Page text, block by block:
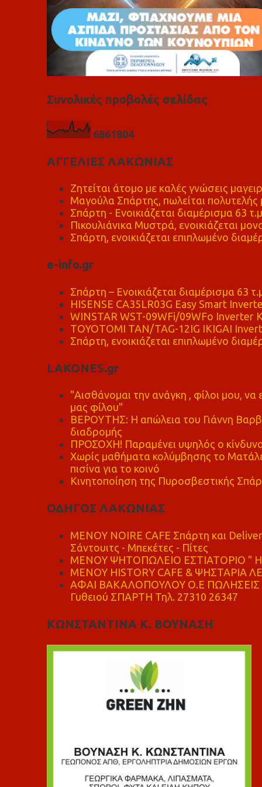
Συνολικές προβολές σελίδας
6861804
ΑΓΓΕΛΙΕΣ ΛΑΚΩΝΙΑΣ
Ζητείται άτομο με καλές γνώσεις
Μαγούλα Σπάρτης, πωλείται πολυτελής
Σπάρτη - Ενοικιάζεται διαμέρισμα 63 τ.μ
Πικουλιάνικα Μυστρά, ενοικιάζεται
Σπάρτη, ενοικιάζεται επιπλωμένο
e-info.gr
Σπάρτη – Ενοικιάζεται διαμέρισμα 63
HISENSE CA35LR03G Easy Smart
WINSTAR WST-09WFi/09WFo Inverter
TOYOTOMI TAN/TAG-12IG IKIGAI
Σπάρτη, ενοικιάζεται επιπλωμένο
LAKONES.gr
"Αισθάνομαι την ανάγκη , φίλοι μου,
μας φίλου"
ΒΕΡΟΥΤΗΣ: Η απώλεια του Γιάννη
διαδρομής
ΠΡΟΣΟΧΗ! Παραμένει υψηλός ο
Χωρίς μαθήματα κολύμβησης το
πισίνα για το κοινό
Κινητοποίηση της Πυροσβεστικής
ΟΔΗΓΟΣ ΛΑΚΩΝΙΑΣ
MENOY NOIRE CAFE Σπάρτη και
Σάντουιτς - Μπεκέτες - Πίτες
ΜΕΝΟΥ ΨΗΤΟΠΩΛΕΙΟ ΕΣΤΙΑΤΟΡΙΟ "
ΜΕΝΟΥ HISTORY CAFE & ΨΗΣΤΑΡΙΑ
ΑΦΑΙ ΒΑΚΑΛΟΠΟΥΛΟΥ Ο.Ε ΠΩΛΗΣΕΙΣ
Γυθειού ΣΠΑΡΤΗ Τηλ. 27310 26347
ΚΩΝΣΤΑΝΤΙΝΑ Κ. ΒΟΥΝΑΣΗ